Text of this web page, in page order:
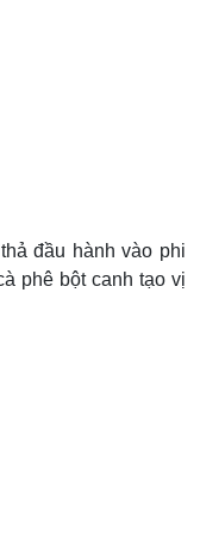
đầu hành vào phi
phê bột canh tạo vị